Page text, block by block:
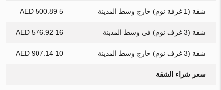
شقة (1 غرفة نوم) خارج وسط المدينة 5 500.89 AED
شقة (3 غرف نوم) في وسط المدينة 16 576.92 AED
شقة (3 غرف نوم) خارج وسط المدينة 10 907.14 AED
سعر شراء الشقة